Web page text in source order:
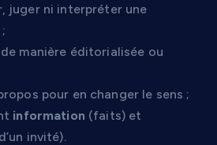
juger ni interpréter une
manière éditorialisée ou
pour en changer le sens ;
information (faits) et
invité).